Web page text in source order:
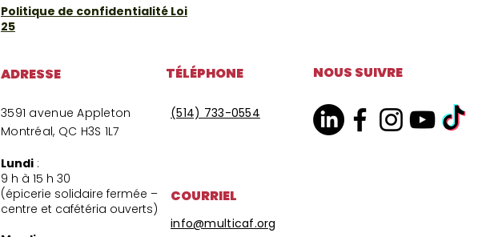
Politique de confidentialité Loi
25
ADRESSE
3591 avenue Appleton
Montréal, QC H3S 1L7
Lundi :
9 h à 15 h 30
(épicerie solidaire fermée –
centre et cafétéria ouverts)
TÉLÉPHONE
(514) 733-0554
COURRIEL
info@multicaf.org
NOUS SUIVRE